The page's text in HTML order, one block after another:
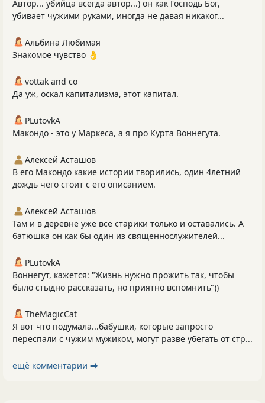
Автор... убийца всегда автор...) он как Господь Бог,
убивает чужими руками, иногда не давая никаког...
Альбина Любимая
Знакомое чувство 👌
vottak and co
Да уж, оскал капитализма, этот капитал.
PLutоvkА
Макондо - это у Маркеса, а я про Курта Воннегута.
Алексей Асташов
В его Макондо какие истории творились, один 4летний
дождь чего стоит с его описанием.
Алексей Асташов
Там и в деревне уже все старики только и оставались. А
батюшка он как бы один из священнослужителей...
PLutоvkА
Воннегут, кажется: "Жизнь нужно прожить так, чтобы
было стыдно рассказать, но приятно вспомнить"))
TheMagicCat
Я вот что подумала...бабушки, которые запросто
переспали с чужим мужиком, могут разве убегать от стр...
ещё комментарии ⮕